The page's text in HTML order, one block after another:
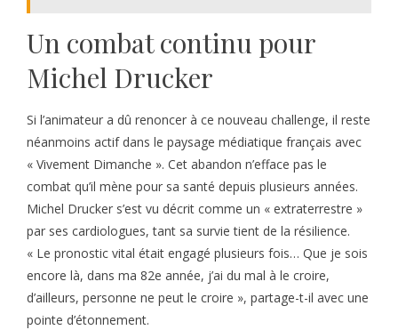
Un combat continu pour
Michel Drucker
Si l’animateur a dû renoncer à ce nouveau challenge, il reste
néanmoins actif dans le paysage médiatique français avec
« Vivement Dimanche ». Cet abandon n’efface pas le
combat qu’il mène pour sa santé depuis plusieurs années.
Michel Drucker s’est vu décrit comme un « extraterrestre »
par ses cardiologues, tant sa survie tient de la résilience.
« Le pronostic vital était engagé plusieurs fois… Que je sois
encore là, dans ma 82e année, j’ai du mal à le croire,
d’ailleurs, personne ne peut le croire », partage-t-il avec une
pointe d’étonnement.